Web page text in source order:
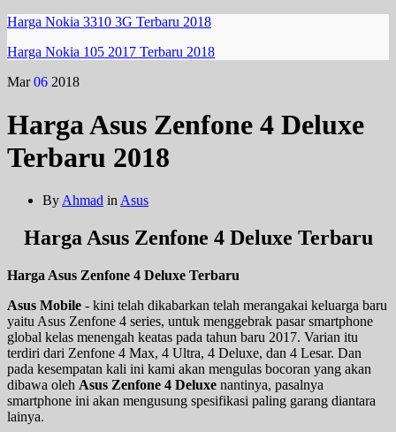
Harga Nokia 3310 3G Terbaru 2018
Harga Nokia 105 2017 Terbaru 2018
Mar 06 2018
Harga Asus Zenfone 4 Deluxe
Terbaru 2018
ByAhmad inAsus
Harga Asus Zenfone 4 Deluxe Terbaru
Harga Asus Zenfone 4 Deluxe Terbaru
Asus Mobile - kini telah dikabarkan telah merangakai keluarga baru
yaitu Asus Zenfone 4 series, untuk menggebrak pasar smartphone
global kelas menengah keatas pada tahun baru 2017. Varian itu
terdiri dari Zenfone 4 Max, 4 Ultra, 4 Deluxe, dan 4 Lesar. Dan
pada kesempatan kali ini kami akan mengulas bocoran yang akan
dibawa oleh Asus Zenfone 4 Deluxe nantinya, pasalnya
smartphone ini akan mengusung spesifikasi paling garang diantara
lainya.